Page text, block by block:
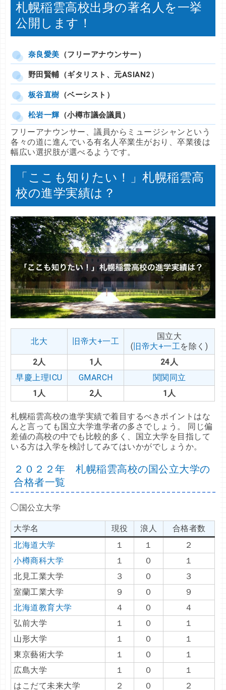
札幌稲雲高校出身の著名人を一挙
公開します！
奈良愛美 （フリーアナウンサー）
野田賢輔（ギタリスト、元ASIAN2）
板谷直樹（ベーシスト）
松岩一輝 （小樽市議会議員）
フリーアナウンサー、議員からミュージシャンという
各々の道に進んでいる有名人卒業生がおり、卒業後は
幅広い選択肢が選べるようです。
「ここも知りたい！」札幌稲雲高
校の進学実績は？
北大 旧帝大+一工
国立大
( 旧帝大+一工を除く)
2人
1人
24人
早慶上理ICU
GMARCH
関関同立
1人
2人 1人
札幌稲雲高校の進学実績で着目するべきポイントはな
んと言っても国立大学進学者の多さでしょう。 同じ偏
差値の高校の中でも比較的多く、国立大学を目指して
いる方は入学を検討してみてはいかがでしょうか。
２０２２年 札幌稲雲高校の国公立大学の
合格者一覧
◯国公立大学
大学名 現役 浪人
合格者数
北海道大学
１ １
２
小樽商科大学
１ ０
１
北見工業大学
３ ０
３
室蘭工業大学
９ ０
９
北海道教育大学
４ ０
４
弘前大学
１ ０
１
山形大学
１ ０
１
東京藝術大学
１ ０
１
広島大学
１ ０
１
はこだて未来大学
２ ０
２